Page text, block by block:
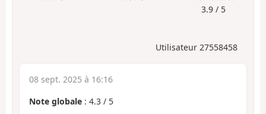
3.9 / 5
Utilisateur 27558458
08 sept. 2025 à 16:16
Note globale : 4.3 / 5